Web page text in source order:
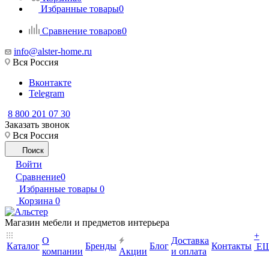
Избранные товары0
Сравнение товаров0
info@alster-home.ru
Вся Россия
Вконтакте
Telegram
8 800 201 07 30
Заказать звонок
Вся Россия
Поиск
Войти
Сравнение0
Избранные товары 0
Корзина 0
Магазин мебели и предметов интерьера
Каталог
О
компании
Бренды
Акции
Блог
Доставка
и оплата
Контакты
+